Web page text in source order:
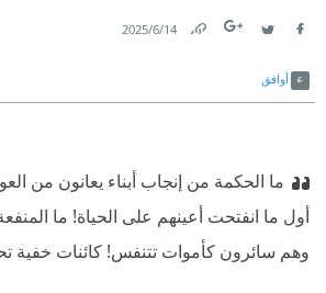
14‏/6‏/2025
أوافق
ما الحكمة من إنجاب أبناء يعانون من
أول ما انفتحت أعينهم على الحياة! ما
وهم سائرون كأموات تتنفس! كائنات خفية